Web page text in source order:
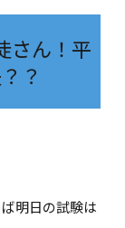
さん！平
？
明日の試験は